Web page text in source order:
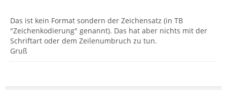
Das ist kein Format sondern der Zeichensatz (in TB
"Zeichenkodierung" genannt). Das hat aber nichts mit der
Schriftart oder dem Zeilenumbruch zu tun.
Gruß